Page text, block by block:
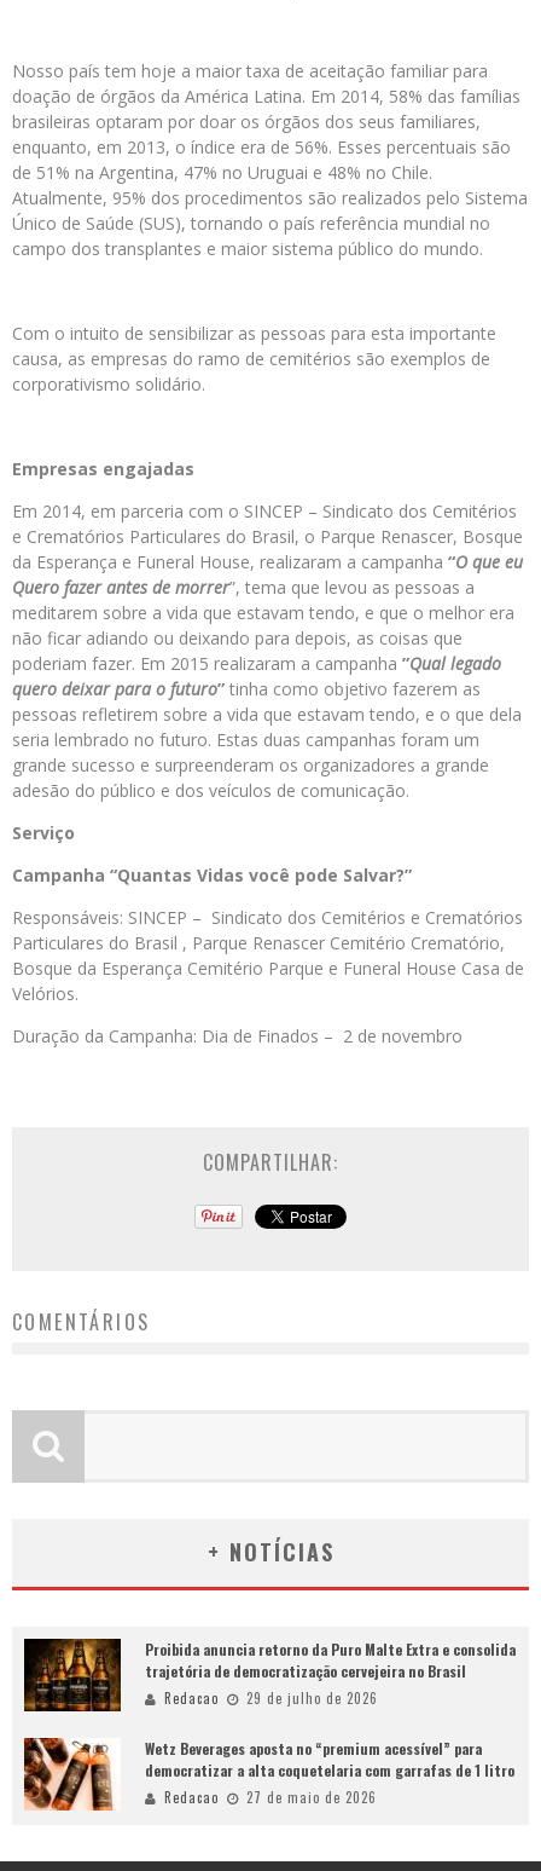
Nosso país tem hoje a maior taxa de aceitação familiar para
doação de órgãos da América Latina. Em 2014, 58% das famílias
brasileiras optaram por doar os órgãos dos seus familiares,
enquanto, em 2013, o índice era de 56%. Esses percentuais são
de 51% na Argentina, 47% no Uruguai e 48% no Chile.
Atualmente, 95% dos procedimentos são realizados pelo Sistema
Único de Saúde (SUS), tornando o país referência mundial no
campo dos transplantes e maior sistema público do mundo.
Com o intuito de sensibilizar as pessoas para esta importante
causa, as empresas do ramo de cemitérios são exemplos de
corporativismo solidário.
Empresas engajadas
Em 2014, em parceria com o SINCEP – Sindicato dos Cemitérios
e Crematórios Particulares do Brasil, o Parque Renascer, Bosque
da Esperança e Funeral House, realizaram a campanha “O que eu
Quero fazer antes de morrer”, tema que levou as pessoas a
meditarem sobre a vida que estavam tendo, e que o melhor era
não ficar adiando ou deixando para depois, as coisas que
poderiam fazer. Em 2015 realizaram a campanha ”Qual legado
quero deixar para o futuro” tinha como objetivo fazerem as
pessoas refletirem sobre a vida que estavam tendo, e o que dela
seria lembrado no futuro. Estas duas campanhas foram um
grande sucesso e surpreenderam os organizadores a grande
adesão do público e dos veículos de comunicação.
Serviço
Campanha “Quantas Vidas você pode Salvar?”
Responsáveis: SINCEP – Sindicato dos Cemitérios e Crematórios
Particulares do Brasil , Parque Renascer Cemitério Crematório,
Bosque da Esperança Cemitério Parque e Funeral House Casa de
Velórios.
Duração da Campanha: Dia de Finados – 2 de novembro
COMPARTILHAR:
COMENTÁRIOS
+ NOTÍCIAS
Proibida anuncia retorno da Puro Malte Extra e consolida
trajetória de democratização cervejeira no Brasil
Redacao 29 de julho de 2026
Wetz Beverages aposta no “premium acessível” para
democratizar a alta coquetelaria com garrafas de 1 litro
Redacao 27 de maio de 2026